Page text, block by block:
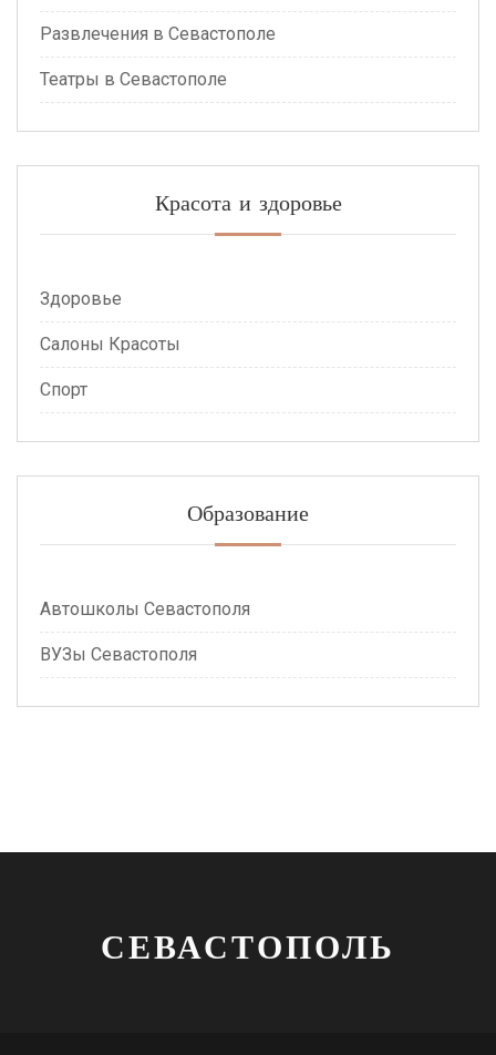
Развлечения в Севастополе
Театры в Севастополе
Красота и здоровье
Здоровье
Салоны Красоты
Спорт
Образование
Автошколы Севастополя
ВУЗы Севастополя
СЕВАСТОПОЛЬ